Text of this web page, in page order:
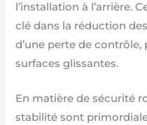
l’installation à l’arrière.
clé dans la réduction
d’une perte de
surfaces glissantes.
En matière de sécurité
stabilité sont